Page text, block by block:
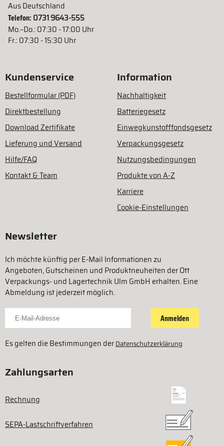
Aus Deutschland
Telefon: 0731 9643-555
Mo.–Do.: 07:30 - 17:00 Uhr
Fr.: 07:30 - 15:30 Uhr
Kundenservice
Bestellformular (PDF)
Direktbestellung
Download Zertifikate
Lieferung und Versand
Hilfe/FAQ
Kontakt & Team
Information
Nachhaltigkeit
Batteriegesetz
Einwegkunstofffondsgesetz
Verpackungsgesetz
Nutzungsbedingungen
Produkte von A-Z
Karriere
Cookie-Einstellungen
Newsletter
Ich möchte künftig per E-Mail Informationen zu
Angeboten, Gutscheinen und Produktneuheiten der Ott
Verpackungs- und Lagertechnik Ulm GmbH erhalten. Eine
Abmeldung ist jederzeit möglich.
Für Newsletter anmelden
Anmelden
Es gelten die Bestimmungen derDatenschutzerklärung
Zahlungsarten
Rechnung
SEPA-Lastschriftverfahren